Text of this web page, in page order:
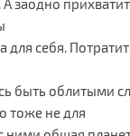
для себя.
быть облитыми
тоже не для